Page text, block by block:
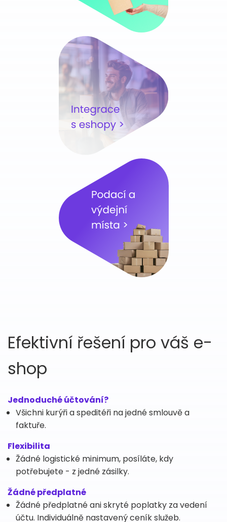
Efektivní řešení pro váš e-
shop
Jednoduché účtování?
Všichni kurýři a speditéři na jedné smlouvě a
faktuře.
Flexibilita
Žádné logistické minimum, posíláte, kdy
potřebujete - z jedné zásilky.
Žádné předplatné
Žádné předplatné ani skryté poplatky za vedení
účtu. Individuálně nastavený ceník služeb.